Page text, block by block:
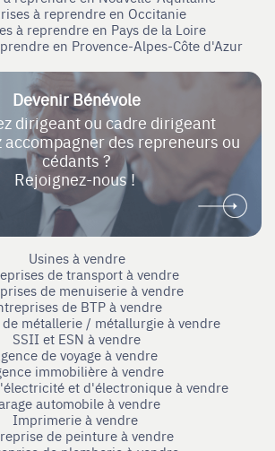
à reprendre en Occitanie
à reprendre en Pays de la Loire
en Provence-Alpes-Côte d'Azur
Devenir Bénévole
dirigeant ou cadre dirigeant
accompagner des repreneurs ou
cédants ?
Rejoignez-nous !
Usines à vendre
de transport à vendre
de menuiserie à vendre
de BTP à vendre
métallerie / métallurgie à vendre
SSII et ESN à vendre
de voyage à vendre
immobilière à vendre
et d'électronique à vendre
automobile à vendre
Imprimerie à vendre
de peinture à vendre